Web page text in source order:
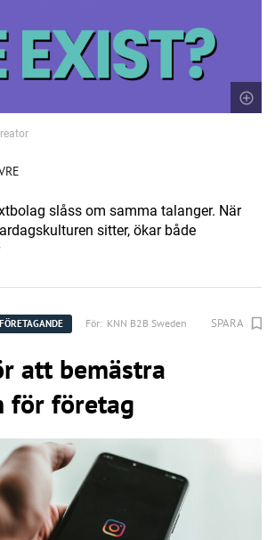
slåss om samma talanger. När
sitter, ökar både
För: KNN B2B Sweden SPARA
att bemästra
för företag